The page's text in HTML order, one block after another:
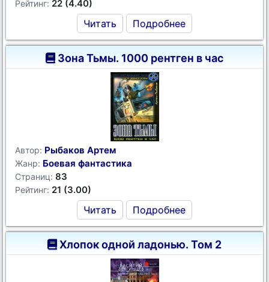
Рейтинг: 22 (4.40)
Читать Подробнее
Зона Тьмы. 1000 рентген в час
Автор: Рыбаков Артем
Жанр: Боевая фантастика
Страниц: 83
Рейтинг: 21 (3.00)
Читать Подробнее
Хлопок одной ладонью. Том 2